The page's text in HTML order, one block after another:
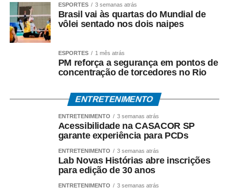
Fiscalização juntamente com o Poder Legislativo
Os vereadores presentes também se manifestaram sobre
a situação encontrada durante a vistoria.
“Saio daqui triste. O proprietário da empresa foi
ele apareça na Prefeitura para que esse problema seja
vêm de fora, ganham a licitação e fazem isso. A
sociedade paga por isso e espera pela obra. Estamos
cobrando uma decisão: ou a empresa termina a obra ou
ESPORTES 3 semanas atrás
Brasil vai às quartas do Mundial de
vôlei sentado nos dois naipes
ESPORTES 1 mês atrás
PM reforça a segurança em pontos de
concentração de torcedores no Rio
ENTRETENIMENTO
ENTRETENIMENTO 3 semanas atrás
Acessibilidade na CASACOR SP
garante experiência para PCDs
ENTRETENIMENTO 3 semanas atrás
Lab Novas Histórias abre inscrições
para edição de 30 anos
ENTRETENIMENTO 3 semanas atrás